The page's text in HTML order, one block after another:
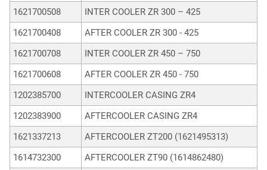
1621700508
INTER COOLER ZR 300 – 425
1621700408
AFTER COOLER ZR 300 - 425
1621700708
INTER COOLER ZR 450 – 750
1621700608
AFTER COOLER ZR 450 - 750
1202385700
INTERCOOLER CASING ZR4
1202383900
AFTERCOOLER CASING ZR4
1621337213
AFTERCOOLER ZT200 (1621495313)
1614732300
AFTERCOOLER ZT90 (1614862480)